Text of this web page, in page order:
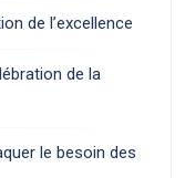
de l’excellence
de la
le besoin des